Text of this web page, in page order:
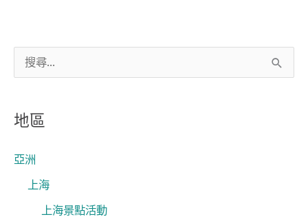
關
鍵
字
地區
亞洲
上海
上海景點活動